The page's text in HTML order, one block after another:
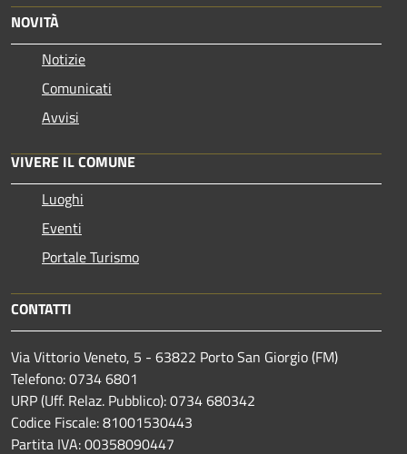
NOVITÀ
Notizie
Comunicati
Avvisi
VIVERE IL COMUNE
Luoghi
Eventi
Portale Turismo
CONTATTI
Via Vittorio Veneto, 5 - 63822 Porto San Giorgio (FM)
Telefono: 0734 6801
URP (Uff. Relaz. Pubblico): 0734 680342
Codice Fiscale: 81001530443
Partita IVA: 00358090447